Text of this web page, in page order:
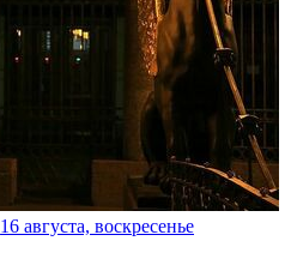
16 августа, воскресенье